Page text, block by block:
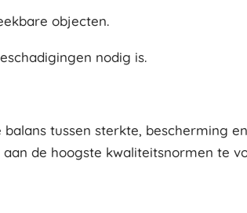
objecten.
nodig is.
tussen sterkte, bescherming
de hoogste kwaliteitsnormen te